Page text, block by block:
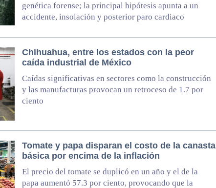
genética forense; la principal hipótesis apunta a un
accidente, insolación y posterior paro cardiaco
Chihuahua, entre los estados con la peor
caída industrial de México
Caídas significativas en sectores como la construcción
y las manufacturas provocan un retroceso de 1.7 por
ciento
Tomate y papa disparan el costo de la canasta
básica por encima de la inflación
El precio del tomate se duplicó en un año y el de la
papa aumentó 57.3 por ciento, provocando que la